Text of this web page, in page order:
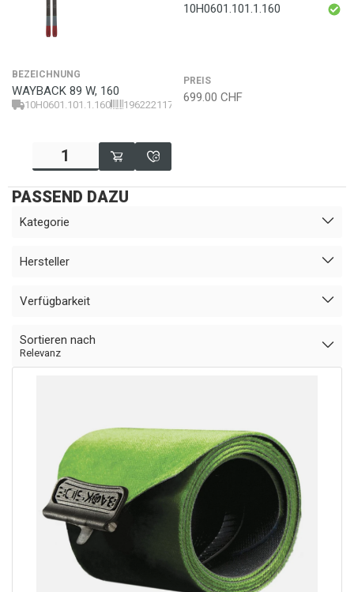
10H0601.101.1.160
BEZEICHNUNG
WAYBACK 89 W, 160
10H0601.101.1.160 196222117777
PREIS
699.00 CHF
PASSEND DAZU
Kategorie
Hersteller
Verfügbarkeit
Sortieren nach
Relevanz